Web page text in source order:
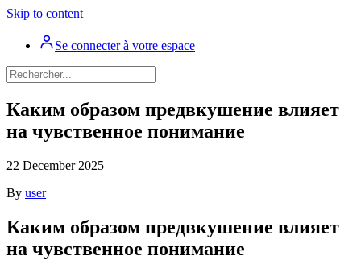
Skip to content
Se connecter à votre espace
Каким образом предвкушение влияет
на чувственное понимание
22 December 2025
By user
Каким образом предвкушение влияет
на чувственное понимание